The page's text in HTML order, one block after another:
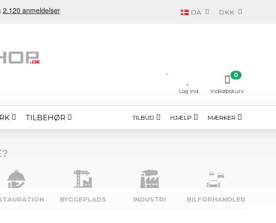
DA DKK
-
Log ind Indkøbskurv
0
TILBEHØR TILBUD HJÆLP MÆRKER
BYGGE­PLADS INDUSTRI BILFORHANDLER